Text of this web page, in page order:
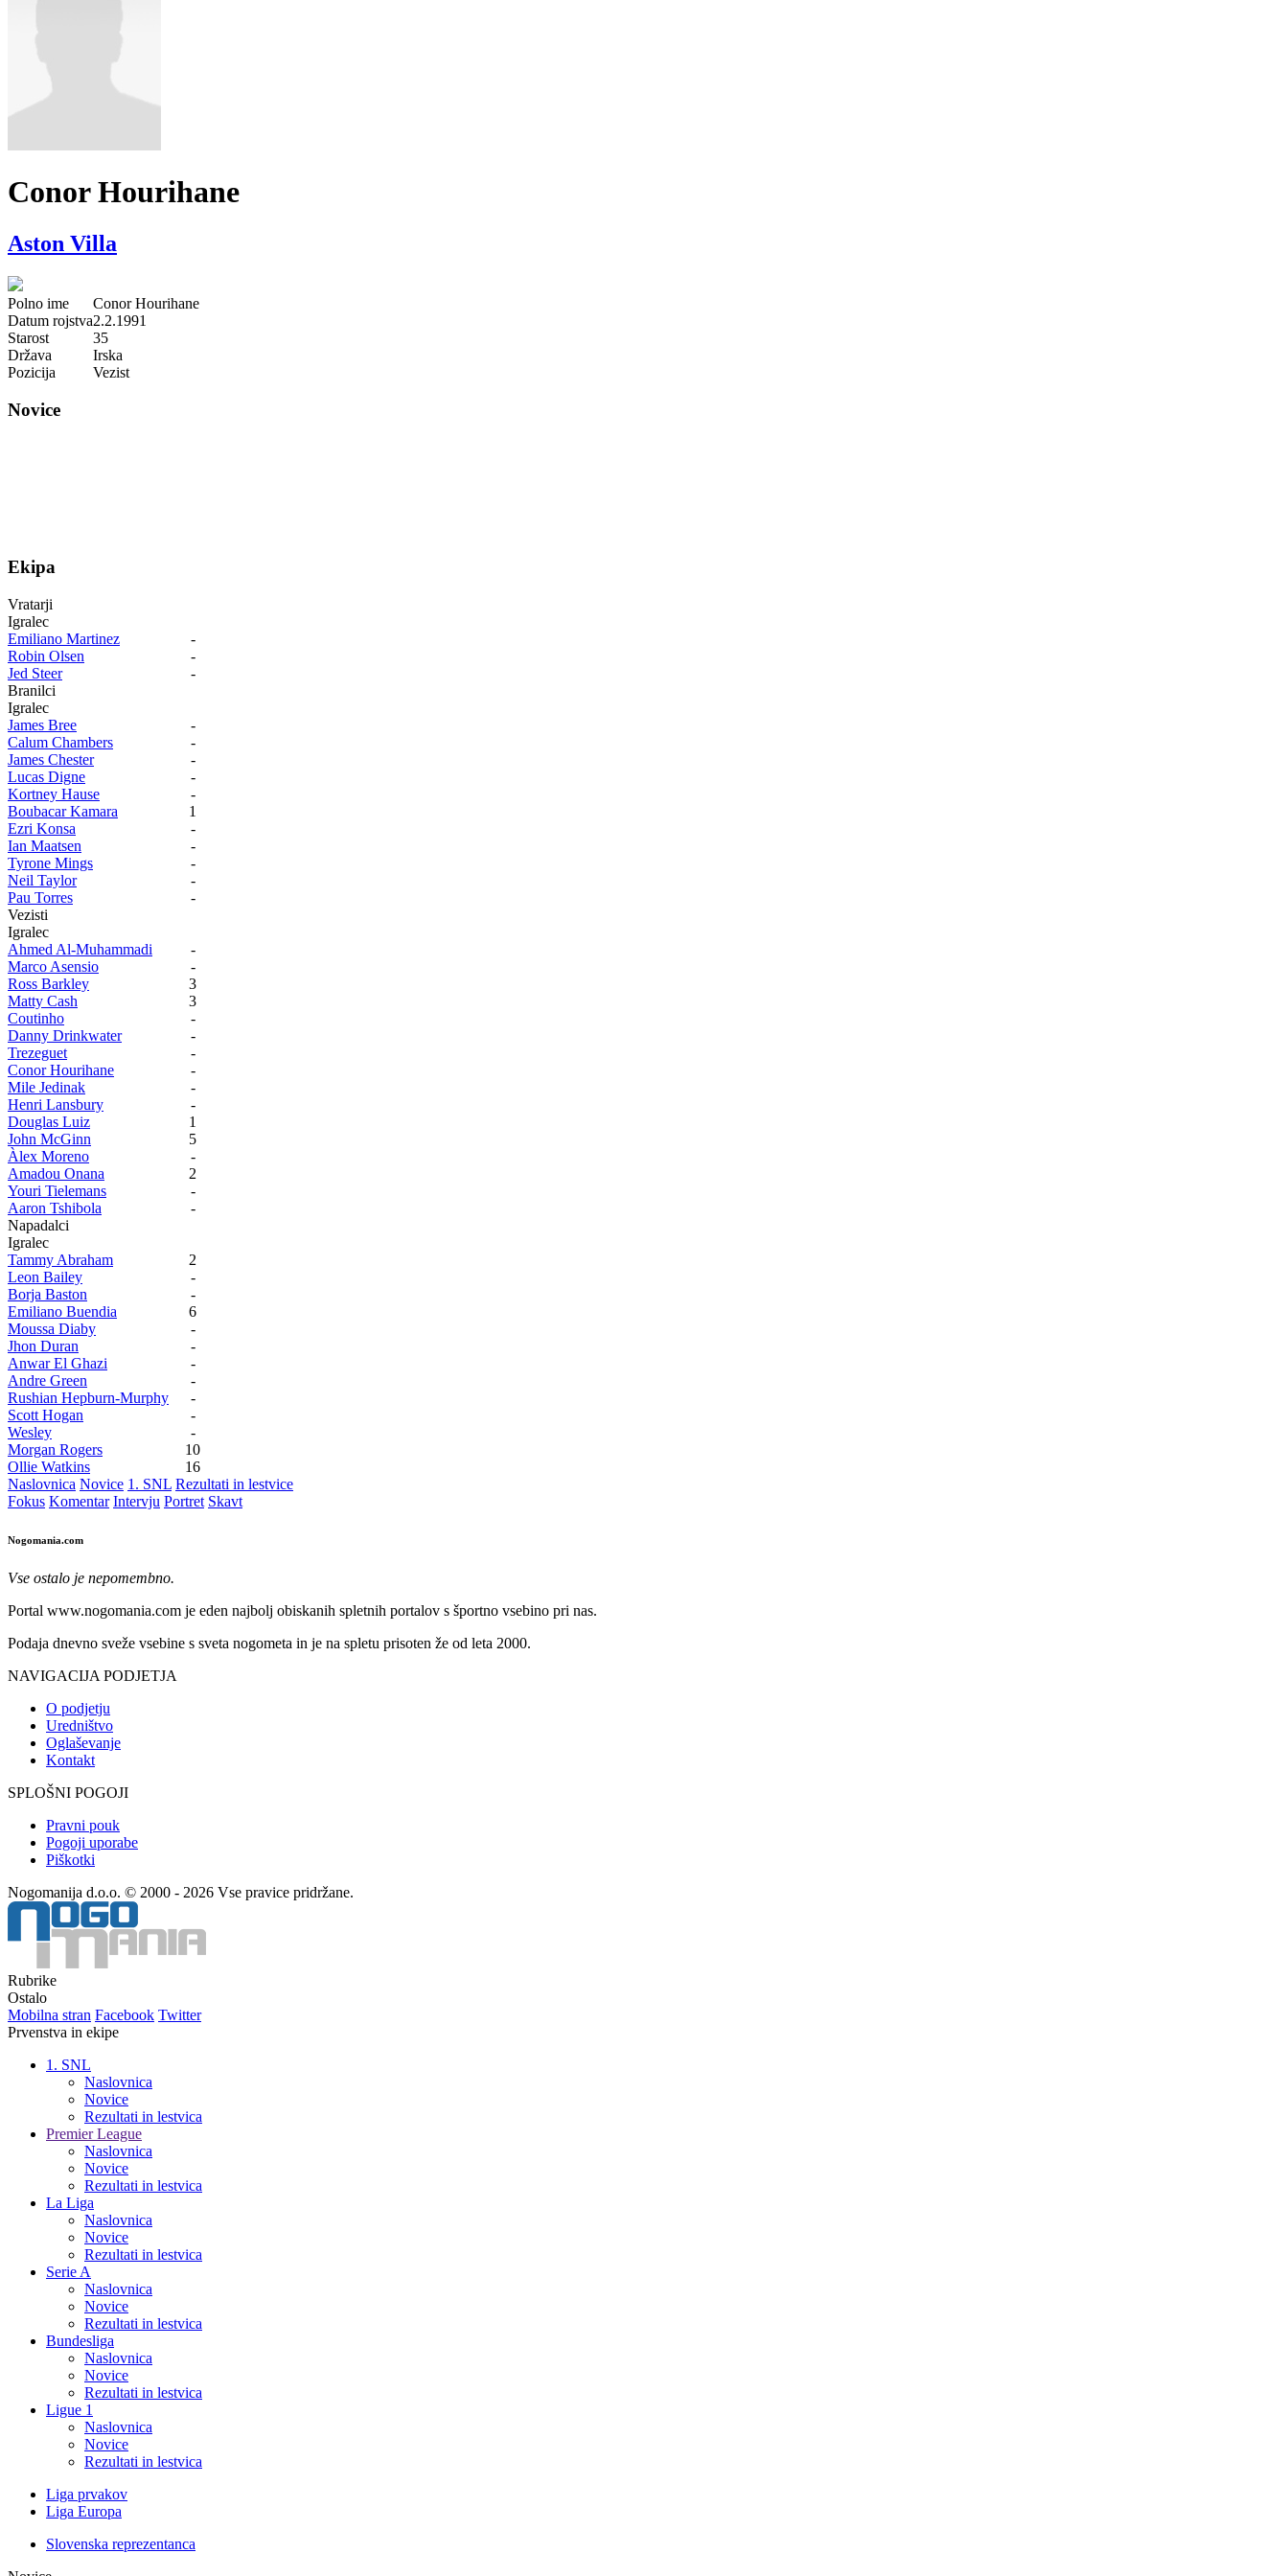
Conor Hourihane
Aston Villa
Polno ime
Conor Hourihane
Datum rojstva2.2.1991
Starost
35
Država
Irska
Pozicija
Vezist
Novice
Ekipa
Vratarji
Igralec
Emiliano Martinez
-
Robin Olsen
-
Jed Steer
-
Branilci
Igralec
James Bree
-
Calum Chambers
-
James Chester
-
Lucas Digne
-
Kortney Hause
-
Boubacar Kamara
1
Ezri Konsa
-
Ian Maatsen
-
Tyrone Mings
-
Neil Taylor
-
Pau Torres
-
Vezisti
Igralec
Ahmed Al-Muhammadi
-
Marco Asensio
-
Ross Barkley
3
Matty Cash
3
Coutinho
-
Danny Drinkwater
-
Trezeguet
-
Conor Hourihane
-
Mile Jedinak
-
Henri Lansbury
-
Douglas Luiz
1
John McGinn
5
Àlex Moreno
-
Amadou Onana
2
Youri Tielemans
-
Aaron Tshibola
-
Napadalci
Igralec
Tammy Abraham
2
Leon Bailey
-
Borja Baston
-
Emiliano Buendia
6
Moussa Diaby
-
Jhon Duran
-
Anwar El Ghazi
-
Andre Green
-
Rushian Hepburn-Murphy
-
Scott Hogan
-
Wesley
-
Morgan Rogers
10
Ollie Watkins
16
Naslovnica Novice 1. SNL Rezultati in lestvice
Fokus Komentar Intervju Portret Skavt
Nogomania.com
Vse ostalo je nepomembno.
Portal www.nogomania.com je eden najbolj obiskanih spletnih portalov s športno vsebino pri nas.
Podaja dnevno sveže vsebine s sveta nogometa in je na spletu prisoten že od leta 2000.
NAVIGACIJA PODJETJA
O podjetju
Uredništvo
Oglaševanje
Kontakt
SPLOŠNI POGOJI
Pravni pouk
Pogoji uporabe
Piškotki
Nogomanija d.o.o. © 2000 - 2026 Vse pravice pridržane.
Rubrike
Ostalo
Mobilna stran Facebook Twitter
Prvenstva in ekipe
1. SNL
Naslovnica
Novice
Rezultati in lestvica
Premier League
Naslovnica
Novice
Rezultati in lestvica
La Liga
Naslovnica
Novice
Rezultati in lestvica
Serie A
Naslovnica
Novice
Rezultati in lestvica
Bundesliga
Naslovnica
Novice
Rezultati in lestvica
Ligue 1
Naslovnica
Novice
Rezultati in lestvica
Liga prvakov
Liga Europa
Slovenska reprezentanca